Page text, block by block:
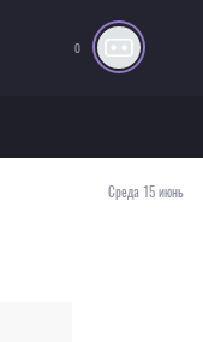
0
Среда 15 июнь